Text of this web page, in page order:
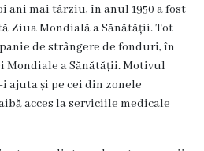
ani mai târziu, în anul 1950 a fost
Ziua Mondială a Sănătății. Tot
de strângere de fonduri, în
Mondiale a Sănătății. Motivul
ajuta și pe cei din zonele
acces la serviciile medicale